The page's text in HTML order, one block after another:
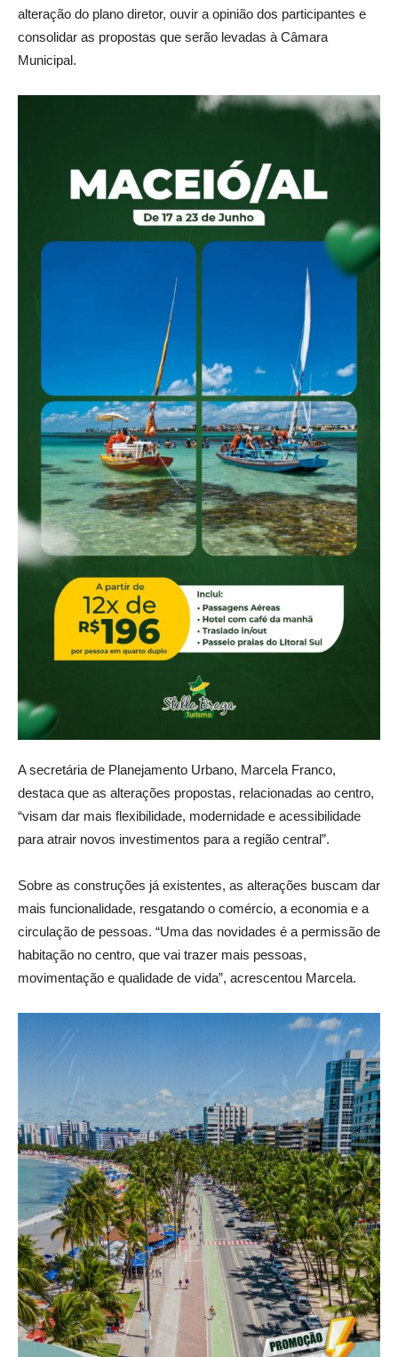
alteração do plano diretor, ouvir a opinião dos participantes e
consolidar as propostas que serão levadas à Câmara
Municipal.
A secretária de Planejamento Urbano, Marcela Franco,
destaca que as alterações propostas, relacionadas ao centro,
“visam dar mais flexibilidade, modernidade e acessibilidade
para atrair novos investimentos para a região central”.
Sobre as construções já existentes, as alterações buscam dar
mais funcionalidade, resgatando o comércio, a economia e a
circulação de pessoas. “Uma das novidades é a permissão de
habitação no centro, que vai trazer mais pessoas,
movimentação e qualidade de vida”, acrescentou Marcela.